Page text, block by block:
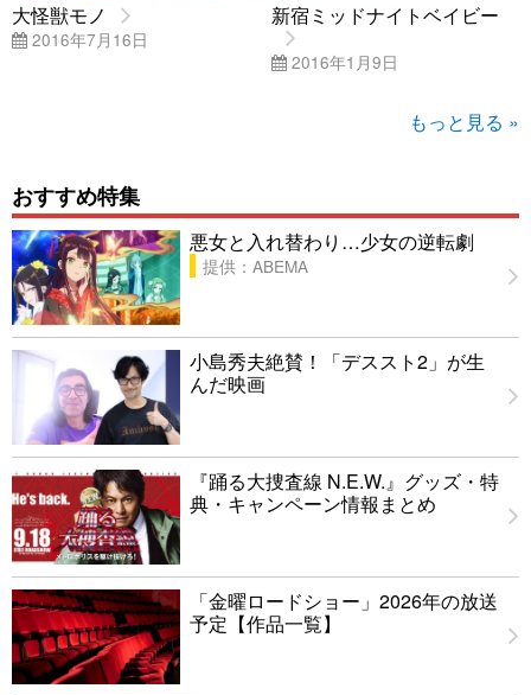
大怪獣モノ
2016年7月16日
新宿ミッドナイトベイビー
2016年1月9日
もっと見る »
おすすめ特集
悪女と入れ替わり…少女の逆転劇
提供：ABEMA
小島秀夫絶賛！「デススト2」が生
んだ映画
『踊る大捜査線 N.E.W.』グッズ・特
典・キャンペーン情報まとめ
「金曜ロードショー」2026年の放送
予定【作品一覧】